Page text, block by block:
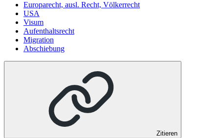
Europarecht, ausl. Recht, Völkerrecht
USA
Visum
Aufenthaltsrecht
Migration
Abschiebung
Zitieren